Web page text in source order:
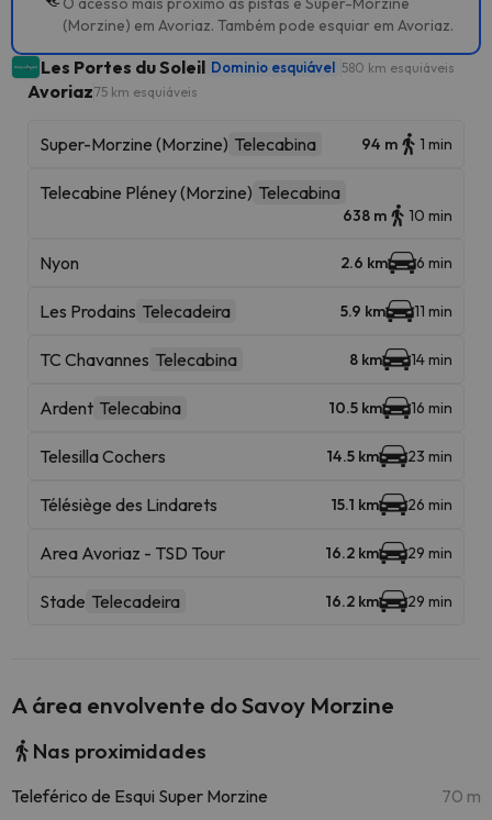
(Morzine) em Avoriaz. Também pode esquiar em Avoriaz.
Les Portes du Soleil Dominio esquiável 580 km esquiáveis
Avoriaz75 km esquiáveis
Super-Morzine (Morzine) Telecabina 94 m 1 min
Telecabine Pléney (Morzine) Telecabina
638 m 10 min
Nyon 2.6 km 6 min
Les Prodains Telecadeira 5.9 km 11 min
TC Chavannes Telecabina 8 km 14 min
Ardent Telecabina 10.5 km 16 min
Telesilla Cochers 14.5 km 23 min
Télésiège des Lindarets 15.1 km 26 min
Area Avoriaz - TSD Tour 16.2 km 29 min
Stade Telecadeira 16.2 km 29 min
A área envolvente do Savoy Morzine
Nas proximidades
Teleférico de Esqui Super Morzine 70 m